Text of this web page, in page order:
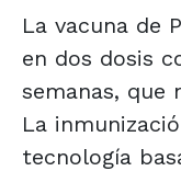
La vacuna de
en dos dosis
semanas, que
La
tecnología